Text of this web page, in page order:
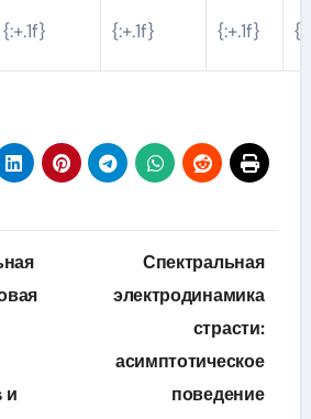
{:+.1f} {:+.1f} {:+.1f}
и
Спектральная
электродинамика
страсти:
асимптотическое
поведение